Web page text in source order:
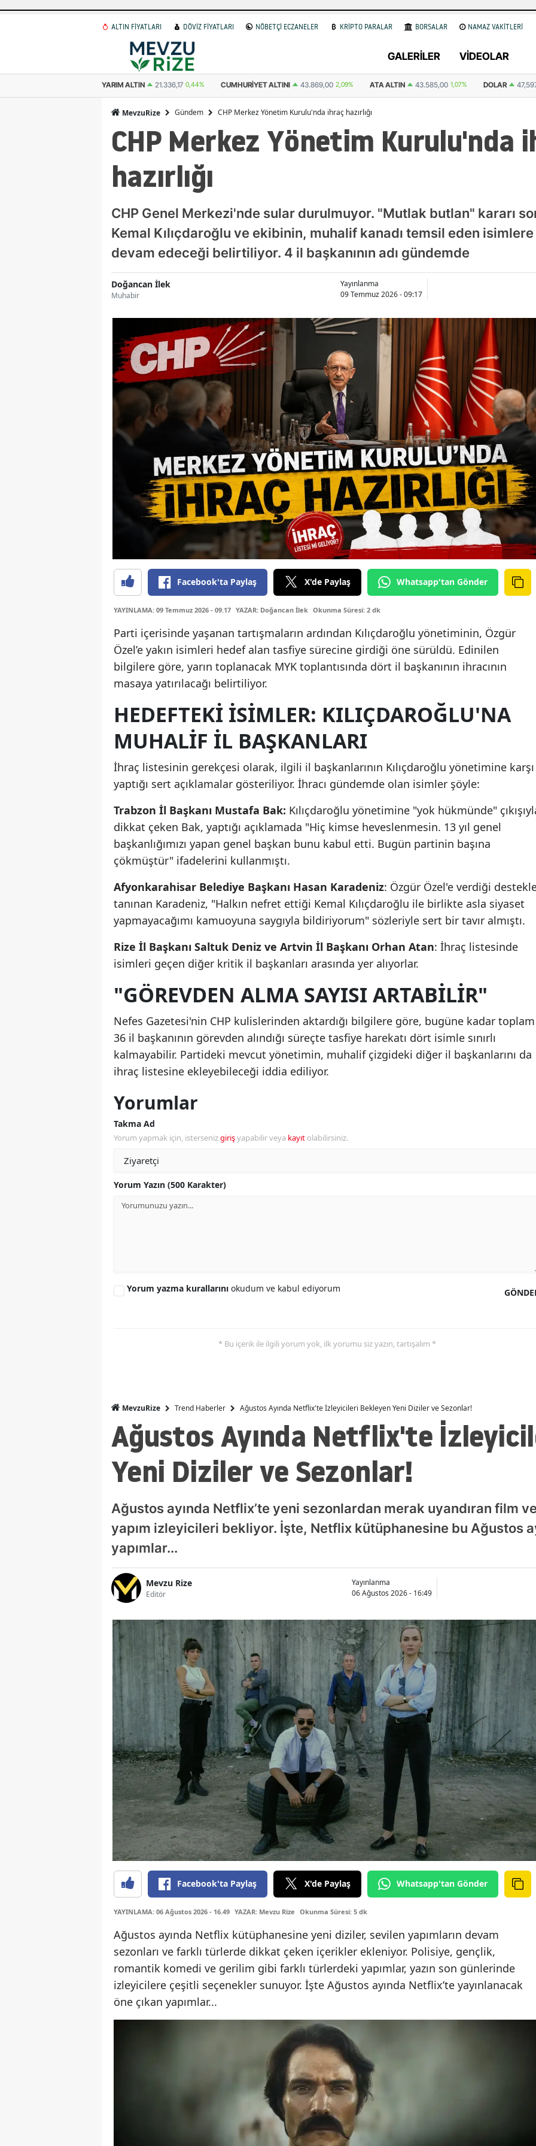
ALTIN FİYATLARI DÖVİZ FİYATLARI NÖBETÇİ ECZANELER KRİPTO PARALAR BORSALAR NAMAZ VAKİTLERİ
GALERİLER VİDEOLAR
21.336,17 0,44% CUMHURIYET ALTINI 43.869,00 2,09% ATA ALTIN 43.585,00 1,07% DOLAR 47,5973 0.06%
MevzuRize Gündem CHP Merkez Yönetim Kurulu'nda ihraç hazırlığı
CHP Merkez Yönetim Kurulu'nda
hazırlığı
CHP Genel Merkezi'nde sular durulmuyor. "Mutlak butlan" kararı
Kemal Kılıçdaroğlu ve ekibinin, muhalif kanadı temsil eden
devam edeceği belirtiliyor. 4 il başkanının adı gündemde
Doğancan İlek
Muhabir
Yayınlanma
09 Temmuz 2026 - 09:17
Facebook'ta Paylaş X'de Paylaş Whatsapp'tan Gönder
YAYINLAMA: 09 Temmuz 2026 - 09.17 YAZAR: Doğancan İlek Okunma Süresi: 2 dk
Parti içerisinde yaşanan tartışmaların ardından Kılıçdaroğlu yönetiminin, Özgür
Özel’e yakın isimleri hedef alan tasfiye sürecine girdiği öne sürüldü. Edinilen
bilgilere göre, yarın toplanacak MYK toplantısında dört il başkanının ihracının
masaya yatırılacağı belirtiliyor.
HEDEFTEKİ İSİMLER: KILIÇDAROĞLU'NA
MUHALİF İL BAŞKANLARI
İhraç listesinin gerekçesi olarak, ilgili il başkanlarının Kılıçdaroğlu yönetimine karşı
yaptığı sert açıklamalar gösteriliyor. İhracı gündemde olan isimler şöyle:
Trabzon İl Başkanı Mustafa Bak: Kılıçdaroğlu yönetimine "yok hükmünde"
dikkat çeken Bak, yaptığı açıklamada "Hiç kimse heveslenmesin. 13 yıl genel
başkanlığımızı yapan genel başkan bunu kabul etti. Bugün partinin başına
çökmüştür" ifadelerini kullanmıştı.
Afyonkarahisar Belediye Başkanı Hasan Karadeniz: Özgür Özel'e verdiği
tanınan Karadeniz, "Halkın nefret ettiği Kemal Kılıçdaroğlu ile birlikte asla siyaset
yapmayacağımı kamuoyuna saygıyla bildiriyorum" sözleriyle sert bir tavır almıştı.
Rize İl Başkanı Saltuk Deniz ve Artvin İl Başkanı Orhan Atan: İhraç listesinde
isimleri geçen diğer kritik il başkanları arasında yer alıyorlar.
"GÖREVDEN ALMA SAYISI ARTABİLİR"
Nefes Gazetesi'nin CHP kulislerinden aktardığı bilgilere göre, bugüne kadar toplam
36 il başkanının görevden alındığı süreçte tasfiye harekatı dört isimle sınırlı
kalmayabilir. Partideki mevcut yönetimin, muhalif çizgideki diğer il başkanlarını da
ihraç listesine ekleyebileceği iddia ediliyor.
Yorumlar
Takma Ad
Yorum yapmak için, istersenizgirişyapabilir veya kayıt olabilirsiniz.
Yorum Yazın (500 Karakter)
Yorum yazma kurallarını okudum ve kabul ediyorum
* Bu içerik ile ilgili yorum yok, ilk yorumu siz yazın, tartışalım *
MevzuRize Trend Haberler Ağustos Ayında Netflix'te İzleyicileri Bekleyen Yeni Diziler ve Sezonlar!
Ağustos Ayında Netflix'te
Yeni Diziler ve Sezonlar!
Ağustos ayında Netflix’te yeni sezonlardan merak uyandıran film
yapım izleyicileri bekliyor. İşte, Netflix kütüphanesine bu Ağustos
yapımlar...
Mevzu Rize
Editör
Yayınlanma
06 Ağustos 2026 - 16:49
Facebook'ta Paylaş X'de Paylaş Whatsapp'tan Gönder
YAYINLAMA: 06 Ağustos 2026 - 16.49 YAZAR: Mevzu Rize Okunma Süresi: 5 dk
Ağustos ayında Netflix kütüphanesine yeni diziler, sevilen yapımların devam
sezonları ve farklı türlerde dikkat çeken içerikler ekleniyor. Polisiye, gençlik,
romantik komedi ve gerilim gibi farklı türlerdeki yapımlar, yazın son günlerinde
izleyicilere çeşitli seçenekler sunuyor. İşte Ağustos ayında Netflix’te yayınlanacak
öne çıkan yapımlar...